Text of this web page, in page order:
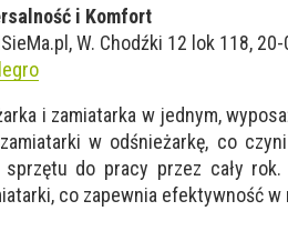
i Komfort
W. Chodźki 12 lok 118,
i zamiatarka w jednym,
w odśnieżarkę, co
do pracy przez cały
co zapewnia efektywność